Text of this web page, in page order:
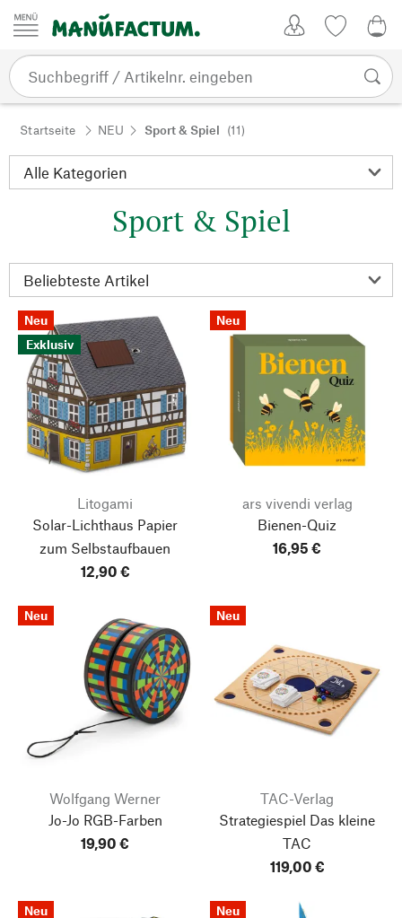
Zum Inhalt springen
Startseite NEU Sport & Spiel (11)
Sport & Spiel
Neu
Exklusiv
Litogami
Solar-Lichthaus Papier
zum Selbstaufbauen
12,90 €
Neu
ars vivendi verlag
Bienen-Quiz
16,95 €
Neu
Wolfgang Werner
Jo-Jo RGB-Farben
19,90 €
Neu
TAC-Verlag
Strategiespiel Das kleine
TAC
119,00 €
Neu Neu